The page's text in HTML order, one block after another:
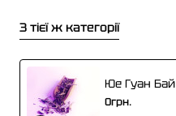
З тієї ж категорії
Юе Гуан Бай
0грн.